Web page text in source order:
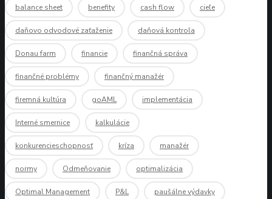
balance sheet benefity cash flow cieľe
daňovo odvodové zaťaženie daňová kontrola
Donau farm financie finančná správa
finančné problémy finančný manažér
firemná kultúra goAML implementácia
Interné smernice kalkulácie
konkurencieschopnosť kríza manažér
normy Odmeňovanie optimalizácia
Optimal Management P&L paušálne výdavky